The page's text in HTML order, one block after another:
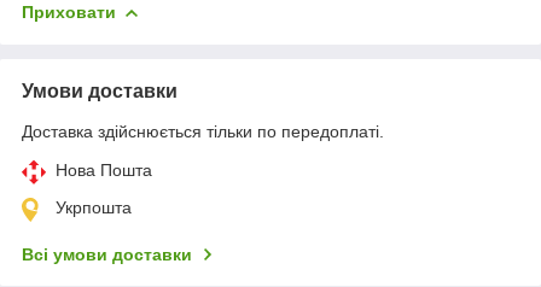
Приховати
Умови доставки
Доставка здійснюється тільки по передоплаті.
Нова Пошта
Укрпошта
Всі умови доставки